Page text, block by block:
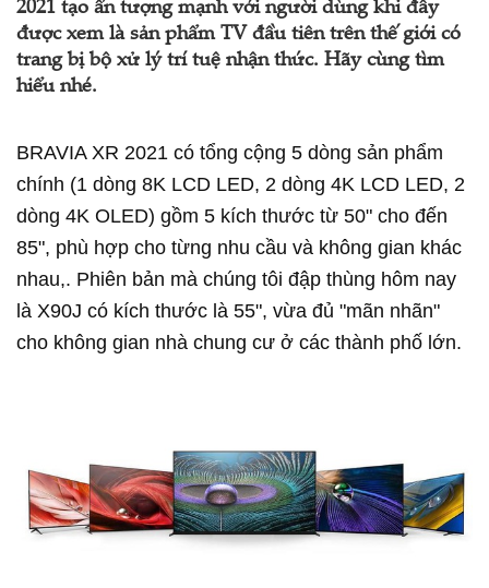
2021 tạo ấn tượng mạnh với người dùng khi đây
được xem là sản phẩm TV đầu tiên trên thế giới có
trang bị bộ xử lý trí tuệ nhận thức. Hãy cùng tìm
hiểu nhé.
BRAVIA XR 2021 có tổng cộng 5 dòng sản phẩm
chính (1 dòng 8K LCD LED, 2 dòng 4K LCD LED, 2
dòng 4K OLED) gồm 5 kích thước từ 50" cho đến
85", phù hợp cho từng nhu cầu và không gian khác
nhau,. Phiên bản mà chúng tôi đập thùng hôm nay
là X90J có kích thước là 55", vừa đủ "mãn nhãn"
cho không gian nhà chung cư ở các thành phố lớn.